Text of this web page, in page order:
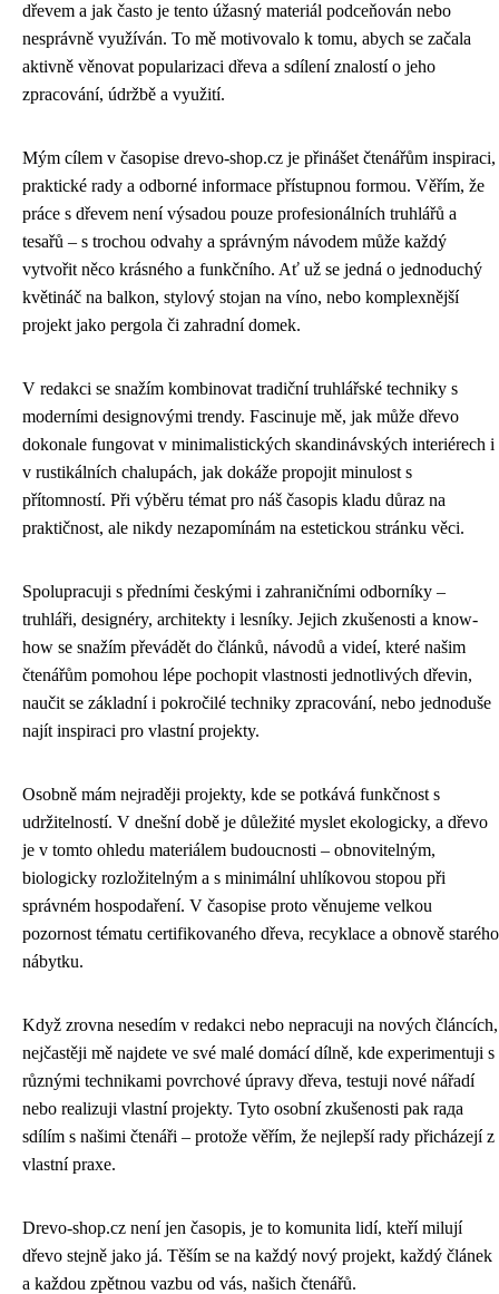
dřevem a jak často je tento úžasný materiál podceňován nebo
nesprávně využíván. To mě motivovalo k tomu, abych se začala
aktivně věnovat popularizaci dřeva a sdílení znalostí o jeho
zpracování, údržbě a využití.
Mým cílem v časopise drevo-shop.cz je přinášet čtenářům inspiraci,
praktické rady a odborné informace přístupnou formou. Věřím, že
práce s dřevem není výsadou pouze profesionálních truhlářů a
tesařů – s trochou odvahy a správným návodem může každý
vytvořit něco krásného a funkčního. Ať už se jedná o jednoduchý
květináč na balkon, stylový stojan na víno, nebo komplexnější
projekt jako pergola či zahradní domek.
V redakci se snažím kombinovat tradiční truhlářské techniky s
moderními designovými trendy. Fascinuje mě, jak může dřevo
dokonale fungovat v minimalistických skandinávských interiérech i
v rustikálních chalupách, jak dokáže propojit minulost s
přítomností. Při výběru témat pro náš časopis kladu důraz na
praktičnost, ale nikdy nezapomínám na estetickou stránku věci.
Spolupracuji s předními českými i zahraničními odborníky –
truhláři, designéry, architekty i lesníky. Jejich zkušenosti a know-
how se snažím převádět do článků, návodů a videí, které našim
čtenářům pomohou lépe pochopit vlastnosti jednotlivých dřevin,
naučit se základní i pokročilé techniky zpracování, nebo jednoduše
najít inspiraci pro vlastní projekty.
Osobně mám nejraději projekty, kde se potkává funkčnost s
udržitelností. V dnešní době je důležité myslet ekologicky, a dřevo
je v tomto ohledu materiálem budoucnosti – obnovitelným,
biologicky rozložitelným a s minimální uhlíkovou stopou při
správném hospodaření. V časopise proto věnujeme velkou
pozornost tématu certifikovaného dřeva, recyklace a obnově starého
nábytku.
Když zrovna nesedím v redakci nebo nepracuji na nových článcích,
nejčastěji mě najdete ve své malé domácí dílně, kde experimentuji s
různými technikami povrchové úpravy dřeva, testuji nové nářadí
nebo realizuji vlastní projekty. Tyto osobní zkušenosti pak rада
sdílím s našimi čtenáři – protože věřím, že nejlepší rady přicházejí z
vlastní praxe.
Drevo-shop.cz není jen časopis, je to komunita lidí, kteří milují
dřevo stejně jako já. Těším se na každý nový projekt, každý článek
a každou zpětnou vazbu od vás, našich čtenářů.